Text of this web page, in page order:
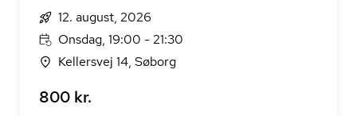
12. august, 2026
Onsdag, 19:00 - 21:30
Kellersvej 14, Søborg
800 kr.